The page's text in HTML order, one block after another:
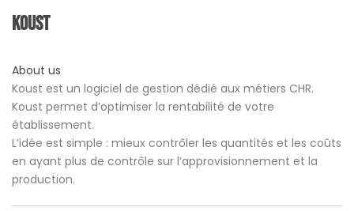
Koust
About us
Koust est un logiciel de gestion dédié aux métiers CHR.
Koust permet d’optimiser la rentabilité de votre
établissement.
L’idée est simple : mieux contrôler les quantités et les coûts
en ayant plus de contrôle sur l’approvisionnement et la
production.